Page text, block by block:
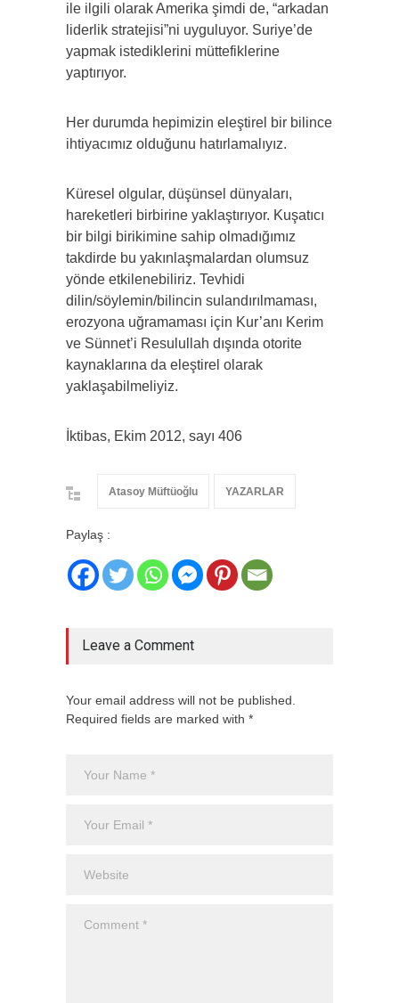
ile ilgili olarak Amerika şimdi de, “arkadan
liderlik stratejisi”ni uyguluyor. Suriye’de
yapmak istediklerini müttefiklerine
yaptırıyor.
Her durumda hepimizin eleştirel bir bilince
ihtiyacımız olduğunu hatırlamalıyız.
Küresel olgular, düşünsel dünyaları,
hareketleri birbirine yaklaştırıyor. Kuşatıcı
bir bilgi birikimine sahip olmadığımız
takdirde bu yakınlaşmalardan olumsuz
yönde etkilenebiliriz. Tevhidi
dilin/söylemin/bilincin sulandırılmaması,
erozyona uğramaması için Kur’anı Kerim
ve Sünnet’i Resulullah dışında otorite
kaynaklarına da eleştirel olarak
yaklaşabilmeliyiz.
İktibas, Ekim 2012, sayı 406
Atasoy Müftüoğlu YAZARLAR
Paylaş :
Leave a Comment
Your email address will not be published.
Required fields are marked with *